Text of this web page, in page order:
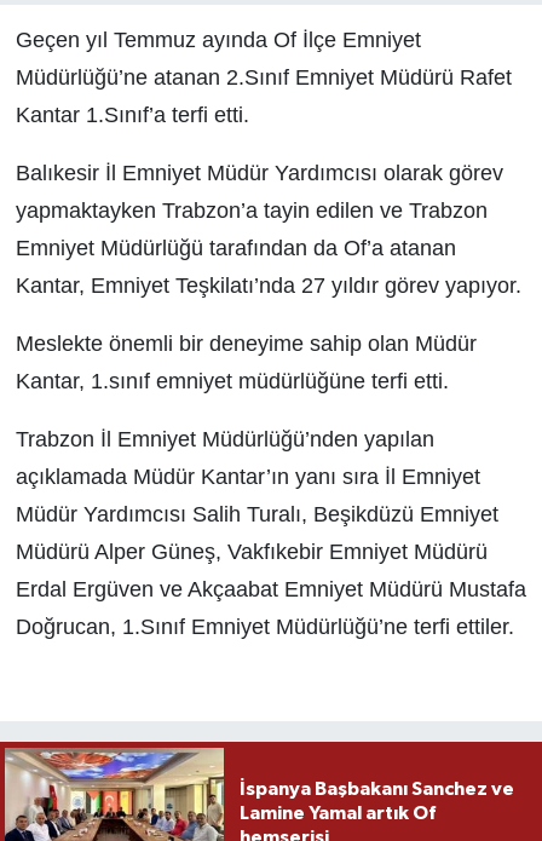
Geçen yıl Temmuz ayında Of İlçe Emniyet
Müdürlüğü’ne atanan 2.Sınıf Emniyet Müdürü Rafet
Kantar 1.Sınıf’a terfi etti.
Balıkesir İl Emniyet Müdür Yardımcısı olarak görev
yapmaktayken Trabzon’a tayin edilen ve Trabzon
Emniyet Müdürlüğü tarafından da Of’a atanan
Kantar, Emniyet Teşkilatı’nda 27 yıldır görev yapıyor.
Meslekte önemli bir deneyime sahip olan Müdür
Kantar, 1.sınıf emniyet müdürlüğüne terfi etti.
Trabzon İl Emniyet Müdürlüğü’nden yapılan
açıklamada Müdür Kantar’ın yanı sıra İl Emniyet
Müdür Yardımcısı Salih Turalı, Beşikdüzü Emniyet
Müdürü Alper Güneş, Vakfıkebir Emniyet Müdürü
Erdal Ergüven ve Akçaabat Emniyet Müdürü Mustafa
Doğrucan, 1.Sınıf Emniyet Müdürlüğü’ne terfi ettiler.
İspanya Başbakanı Sanchez ve
Lamine Yamal artık Of
hemşerisi